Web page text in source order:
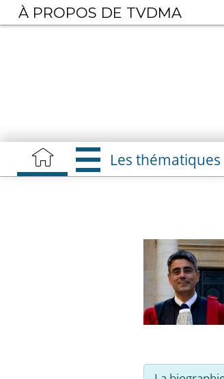
Aller
au
Les thématiques
À PROPOS DE TVDMA